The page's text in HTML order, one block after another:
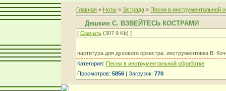
Главная » Ноты » Эстрада » Песни в инструментальной
Дешкин С. ВЗВЕЙТЕСЬ КОСТРАМИ
[ Скачать (307.9 Kb) ]
партитура для духового оркестра. инструментовка В.
Категория: Песни в инструментальной обработке
Просмотров: 5856 | Загрузок: 770